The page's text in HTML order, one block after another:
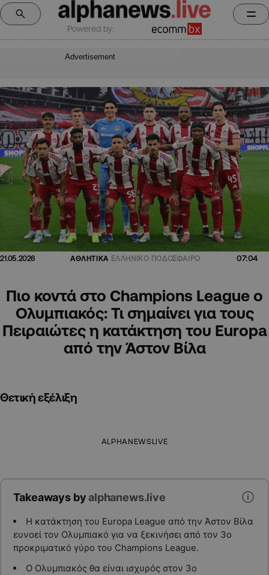
Powered by:
Advertisement
21.05.2026 ΑΘΛΗΤΙΚΑ ΕΛΛΗΝΙΚΟ ΠΟΔΟΣΦΑΙΡΟ 07:04
Πιο κοντά στο Champions League ο
Ολυμπιακός: Τι σημαίνει για τους
Πειραιώτες η κατάκτηση του Europa
από την Άστον Βίλα
Θετική εξέλιξη
ALPHANEWSLIVE
Takeaways byalphanews.live
Η κατάκτηση του Europa League από την Άστον Βίλα
ευνοεί τον Ολυμπιακό για να ξεκινήσει από τον 3ο
προκριματικό γύρο του Champions League.
Ο Ολυμπιακός θα είναι ισχυρός στον 3ο